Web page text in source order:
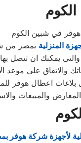
في شبين الكوم
المنزلية بمصر من
يمكنك ان تتصل
والاتفاق على موعد
بلاغات اعطال هوفر
والمبيعات
لأجهزة شركة هوفر